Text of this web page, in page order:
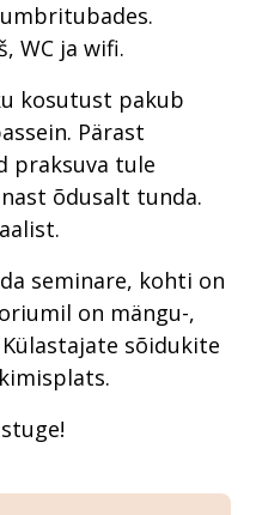
WC ja wifi.
kosutust pakub
Pärast
praksuva tule
õdusalt tunda.
seminare, kohti on
on mängu-,
sõidukite